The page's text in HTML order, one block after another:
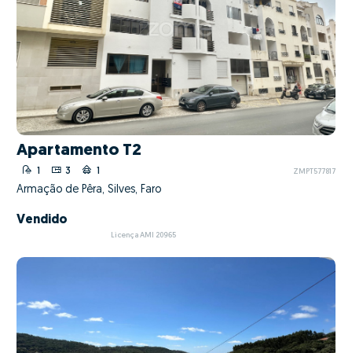
Apartamento T2
1 3 1 ZMPT577817
Armação de Pêra, Silves, Faro
Vendido
Licença AMI 20965